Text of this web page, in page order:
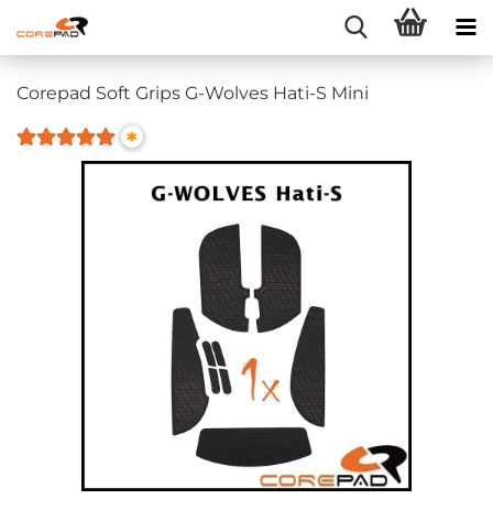
Corepad Soft Grips G-Wolves Hati-S Mini
*